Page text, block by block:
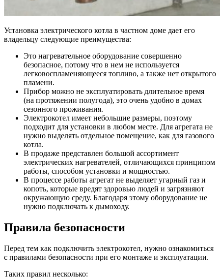
Установка электрического котла в частном доме дает его
владельцу следующие преимущества:
Это нагревательное оборудование совершенно
безопасное, потому что в нем не используется
легковоспламеняющееся топливо, а также нет открытого
пламени.
Прибор можно не эксплуатировать длительное время
(на протяжении полугода), это очень удобно в домах
сезонного проживания.
Электрокотел имеет небольшие размеры, поэтому
подходит для установки в любом месте. Для агрегата не
нужно выделять отдельное помещение, как для газового
котла.
В продаже представлен большой ассортимент
электрических нагревателей, отличающихся принципом
работы, способом установки и мощностью.
В процессе работы агрегат не выделяет угарный газ и
копоть, которые вредят здоровью людей и загрязняют
окружающую среду. Благодаря этому оборудование не
нужно подключать к дымоходу.
Правила безопасности
Перед тем как подключить электрокотел, нужно ознакомиться
с правилами безопасности при его монтаже и эксплуатации.
Таких правил несколько: